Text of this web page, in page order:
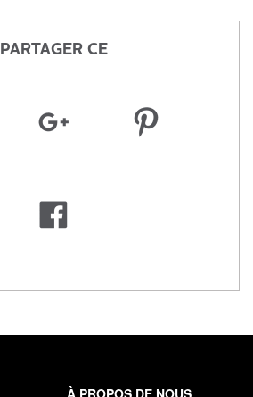
PARTAGER CE